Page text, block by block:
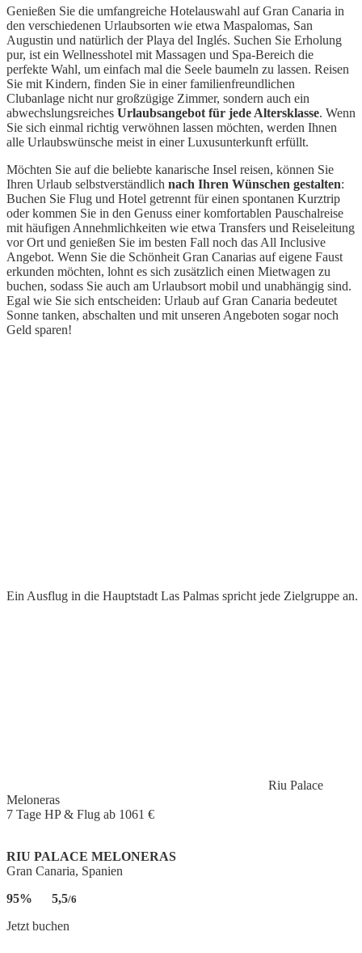
Genießen Sie die umfangreiche Hotelauswahl auf Gran Canaria in
den verschiedenen Urlaubsorten wie etwa Maspalomas, San
Augustin und natürlich der Playa del Inglés. Suchen Sie Erholung
pur, ist ein Wellnesshotel mit Massagen und Spa-Bereich die
perfekte Wahl, um einfach mal die Seele baumeln zu lassen. Reisen
Sie mit Kindern, finden Sie in einer familienfreundlichen
Clubanlage nicht nur großzügige Zimmer, sondern auch ein
abwechslungsreiches Urlaubsangebot für jede Altersklasse. Wenn
Sie sich einmal richtig verwöhnen lassen möchten, werden Ihnen
alle Urlaubswünsche meist in einer Luxusunterkunft erfüllt.
Möchten Sie auf die beliebte kanarische Insel reisen, können Sie
Ihren Urlaub selbstverständlich nach Ihren Wünschen gestalten:
Buchen Sie Flug und Hotel getrennt für einen spontanen Kurztrip
oder kommen Sie in den Genuss einer komfortablen Pauschalreise
mit häufigen Annehmlichkeiten wie etwa Transfers und Reiseleitung
vor Ort und genießen Sie im besten Fall noch das All Inclusive
Angebot. Wenn Sie die Schönheit Gran Canarias auf eigene Faust
erkunden möchten, lohnt es sich zusätzlich einen Mietwagen zu
buchen, sodass Sie auch am Urlaubsort mobil und unabhängig sind.
Egal wie Sie sich entscheiden: Urlaub auf Gran Canaria bedeutet
Sonne tanken, abschalten und mit unseren Angeboten sogar noch
Geld sparen!
Ein Ausflug in die Hauptstadt Las Palmas spricht jede Zielgruppe an.
Riu Palace
Meloneras
7 Tage HP & Flug ab 1061 €
RIU PALACE MELONERAS
Gran Canaria, Spanien
95%
5,5/6
Jetzt buchen